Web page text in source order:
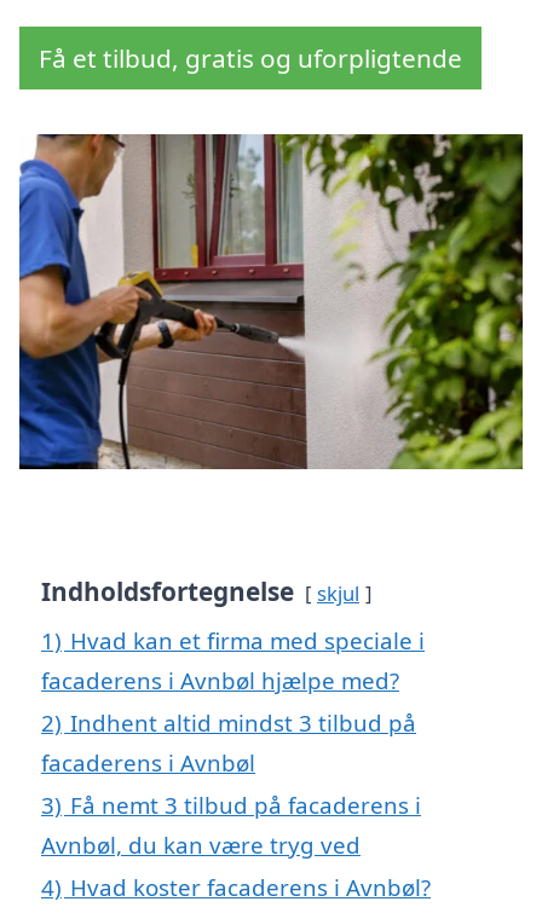
Få et tilbud, gratis og uforpligtende
Indholdsfortegnelse skjul
1) Hvad kan et firma med speciale i
facaderens i Avnbøl hjælpe med?
2) Indhent altid mindst 3 tilbud på
facaderens i Avnbøl
3) Få nemt 3 tilbud på facaderens i
Avnbøl, du kan være tryg ved
4) Hvad koster facaderens i Avnbøl?